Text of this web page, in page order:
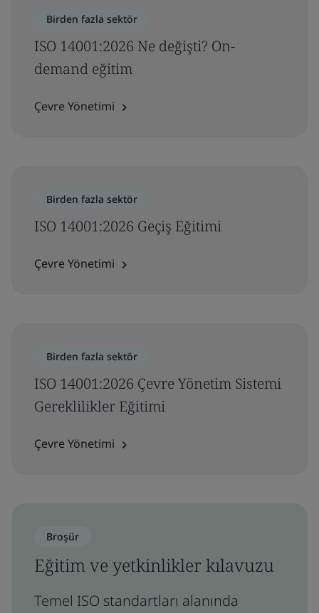
Birden fazla sektör
ISO 14001:2026 Ne değişti? On-
demand eğitim
Çevre Yönetimi
Birden fazla sektör
ISO 14001:2026 Geçiş Eğitimi
Çevre Yönetimi
Birden fazla sektör
ISO 14001:2026 Çevre Yönetim Sistemi
Gereklilikler Eğitimi
Çevre Yönetimi
Broşür
Eğitim ve yetkinlikler kılavuzu
Temel ISO standartları alanında